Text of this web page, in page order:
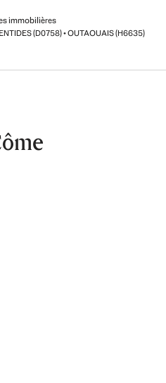
immobilières
(D0758) • OUTAOUAIS (H6635)